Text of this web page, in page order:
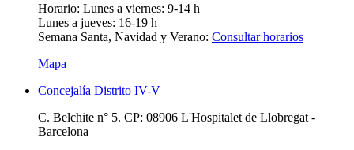
Horario: Lunes a viernes: 9-14 h
Lunes a jueves: 16-19 h
Semana Santa, Navidad y Verano: Consultar horarios
Mapa
Concejalía Distrito IV-V
C. Belchite n° 5. CP: 08906 L'Hospitalet de Llobregat -
Barcelona